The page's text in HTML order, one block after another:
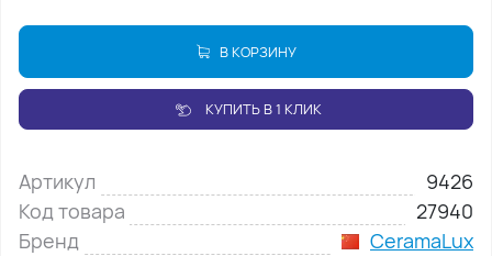
В КОРЗИНУ
КУПИТЬ В 1 КЛИК
Артикул
9426
Код товара
27940
Бренд
CeramaLux